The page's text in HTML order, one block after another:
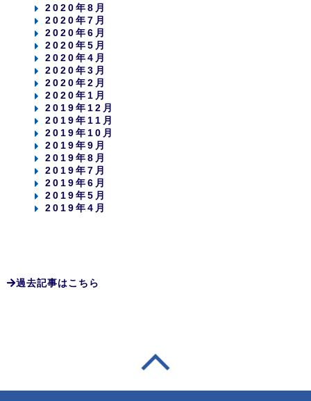
2020年8月
2020年7月
2020年6月
2020年5月
2020年4月
2020年3月
2020年2月
2020年1月
2019年12月
2019年11月
2019年10月
2019年9月
2019年8月
2019年7月
2019年6月
2019年5月
2019年4月
過去記事はこちら